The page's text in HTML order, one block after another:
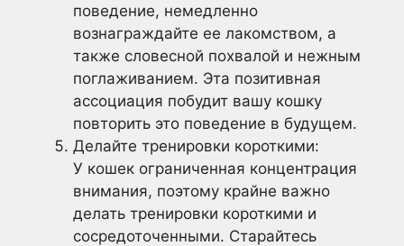
поведение, немедленно
вознаграждайте ее лакомством, а
также словесной похвалой и нежным
поглаживанием. Эта позитивная
ассоциация побудит вашу кошку
повторить это поведение в будущем.
Делайте тренировки короткими:
У кошек ограниченная концентрация
внимания, поэтому крайне важно
делать тренировки короткими и
сосредоточенными. Старайтесь